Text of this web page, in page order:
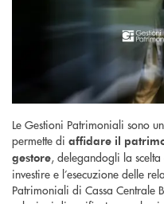
Le Gestioni Patrimoniali sono
permette di affidare il
gestore, delegandogli la
investire e l’esecuzione delle
Patrimoniali di Cassa Centrale